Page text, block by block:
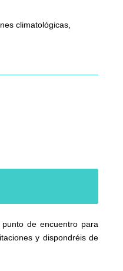
climatológicas,
de encuentro para
y dispondréis de